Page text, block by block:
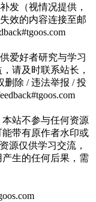
发（视情况提供，
效的内容连接至邮
爱好者研究与学习
请及时联系站长，
删除 / 违法举报 / 投
站不参与任何资源
带有原作者水印或
源仅供学习交流，
生的任何后果，需